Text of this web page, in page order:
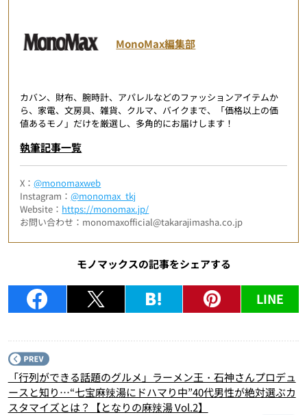
MonoMax編集部
カバン、財布、腕時計、アパレルなどのファッションアイテムか
ら、家電、文房具、雑貨、クルマ、バイクまで、「価格以上の価
値あるモノ」だけを厳選し、多角的にお届けします！
執筆記事一覧
X：@monomaxweb
Instagram：@monomax_tkj
Website： https://monomax.jp/
お問い合わせ：monomaxofficial@takarajimasha.co.jp
モノマックスの記事をシェアする
LINE
「行列ができる話題のグルメ」ラーメン王・石神さんプロデュ
ースと知り…“七宝麻辣湯にドハマり中”40代男性が絶対選ぶカ
スタマイズとは？【となりの麻辣湯 Vol.2】